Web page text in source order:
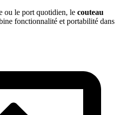
ou le port quotidien, le couteau
fonctionnalité et portabilité dans